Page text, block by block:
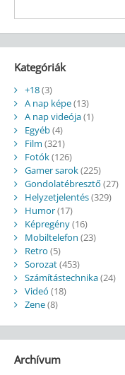
Kategóriák
+18(3)
A nap képe(13)
A nap videója(1)
Egyéb(4)
Film (321)
Fotók(126)
Gamer sarok(225)
Gondolatébresztő (27)
Helyzetjelentés(329)
Humor(17)
Képregény(16)
Mobiltelefon (23)
Retro (5)
Sorozat(453)
Számítástechnika(24)
Videó (18)
Zene(8)
Archívum